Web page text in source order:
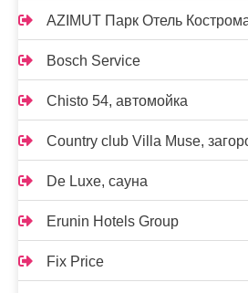
AZIMUT Парк Отель
Bosch Service
Chisto 54, автомойка
Country club Villa Muse,
De Luxe, сауна
Erunin Hotels Group
Fix Price